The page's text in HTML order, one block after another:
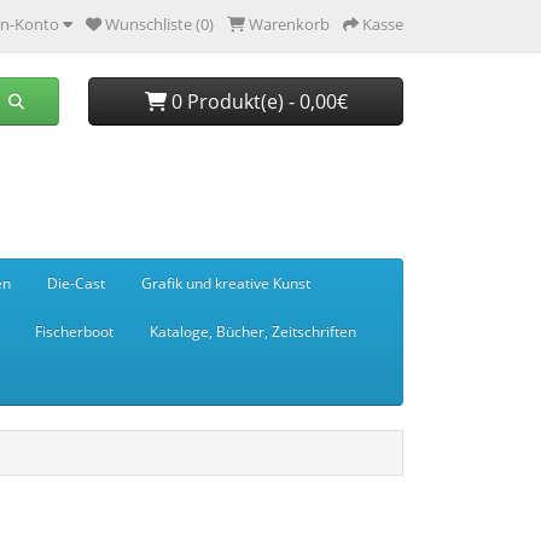
Konto Wunschliste (0) Warenkorb Kasse
0 Produkt(e) - 0,00€
Die-Cast Grafik und kreative Kunst
Fischerboot Kataloge, Bücher, Zeitschriften